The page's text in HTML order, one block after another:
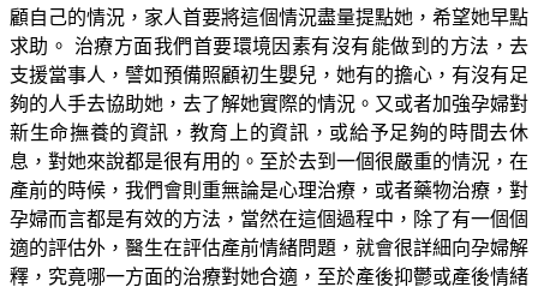
顧自己的情況，家人首要將這個情況盡量提點她，希望她早點
求助。 治療方面我們首要環境因素有沒有能做到的方法，去
支援當事人，譬如預備照顧初生嬰兒，她有的擔心，有沒有足
夠的人手去協助她，去了解她實際的情況。又或者加強孕婦對
新生命撫養的資訊，教育上的資訊，或給予足夠的時間去休
息，對她來說都是很有用的。至於去到一個很嚴重的情況，在
產前的時候，我們會則重無論是心理治療，或者藥物治療，對
孕婦而言都是有效的方法，當然在這個過程中，除了有一個個
適的評估外，醫生在評估產前情緒問題，就會很詳細向孕婦解
釋，究竟哪一方面的治療對她合適，至於產後抑鬱或產後情緒